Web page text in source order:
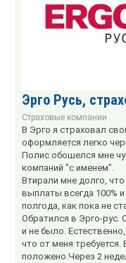
Эрго Русь,
Страховые компании
В Эрго я страховал
оформляется легко
Полис обошелся мне
компаний "с именем".
Втирали мне долго,
выплаты всегда 100%
полгода, как пока не
Обратился в Эрго-рус.
и не было.
что от меня
положено.Через 2